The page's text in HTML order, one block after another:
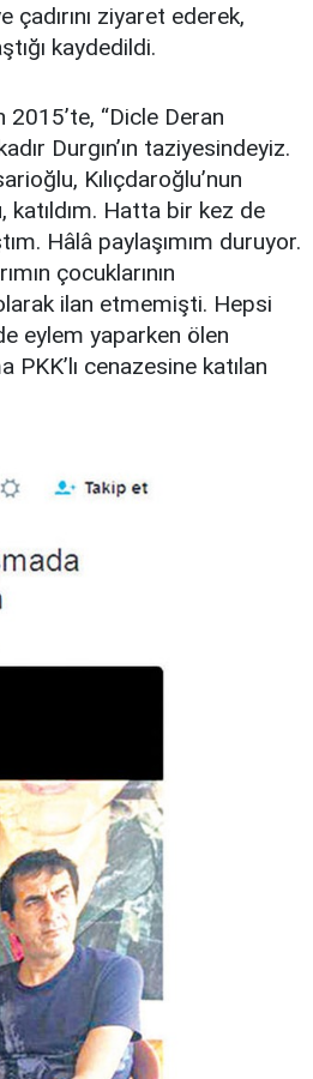
ziyaret ederek,
kaydedildi.
“Dicle Deran
Durgın’ın taziyesindeyiz.
Kılıçdaroğlu’nun
katıldım. Hatta bir kez de
Hâlâ paylaşımım duruyor.
çocuklarının
ilan etmemişti. Hepsi
eylem yaparken ölen
PKK’lı cenazesine katılan